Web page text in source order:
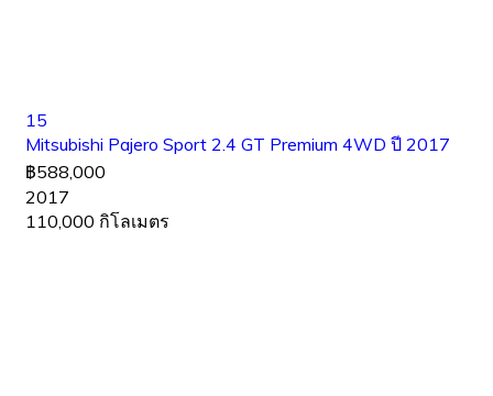
15
Mitsubishi Pajero Sport 2.4 GT Premium 4WD ปี 2017
฿588,000
2017
110,000 กิโลเมตร